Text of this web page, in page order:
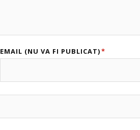
EMAIL (NU VA FI PUBLICAT)*